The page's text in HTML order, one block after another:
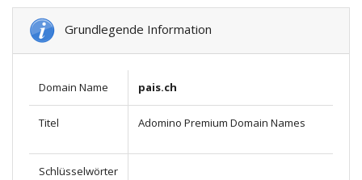
Grundlegende Information
Domain Name pais.ch
Titel Adomino Premium Domain Names
Schlüsselwörter